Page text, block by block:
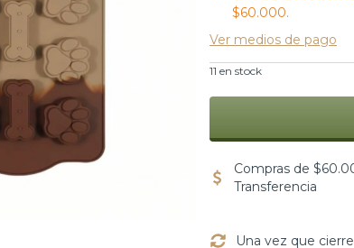
$60.000.
Ver medios de pago
11 en stock
Compras de
Transferencia
Una vez que